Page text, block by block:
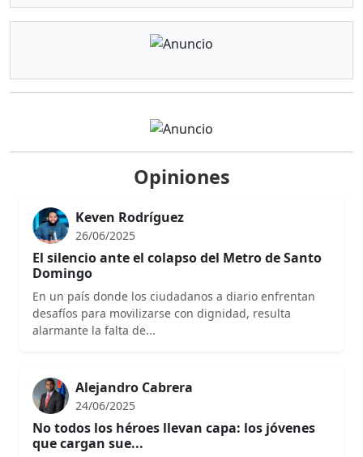
Opiniones
Keven Rodríguez
26/06/2025
El silencio ante el colapso del Metro de Santo
Domingo
En un país donde los ciudadanos a diario enfrentan
desafíos para movilizarse con dignidad, resulta
alarmante la falta de...
Alejandro Cabrera
24/06/2025
No todos los héroes llevan capa: los jóvenes
que cargan sue...